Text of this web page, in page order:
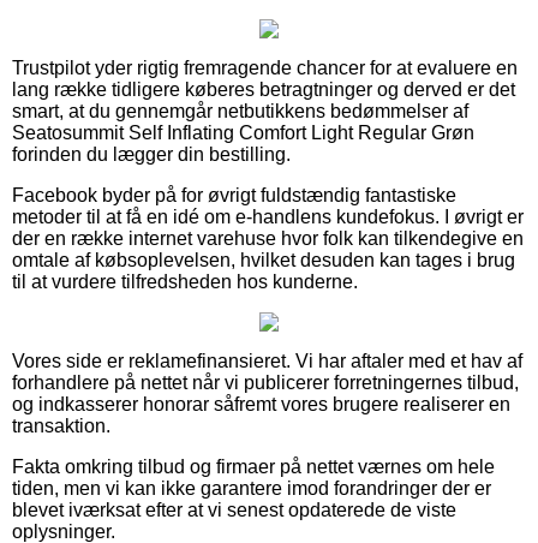
Trustpilot yder rigtig fremragende chancer for at evaluere en
lang række tidligere køberes betragtninger og derved er det
smart, at du gennemgår netbutikkens bedømmelser af
Seatosummit Self Inflating Comfort Light Regular Grøn
forinden du lægger din bestilling.
Facebook byder på for øvrigt fuldstændig fantastiske
metoder til at få en idé om e-handlens kundefokus. I øvrigt er
der en række internet varehuse hvor folk kan tilkendegive en
omtale af købsoplevelsen, hvilket desuden kan tages i brug
til at vurdere tilfredsheden hos kunderne.
Vores side er reklamefinansieret. Vi har aftaler med et hav af
forhandlere på nettet når vi publicerer forretningernes tilbud,
og indkasserer honorar såfremt vores brugere realiserer en
transaktion.
Fakta omkring tilbud og firmaer på nettet værnes om hele
tiden, men vi kan ikke garantere imod forandringer der er
blevet iværksat efter at vi senest opdaterede de viste
oplysninger.